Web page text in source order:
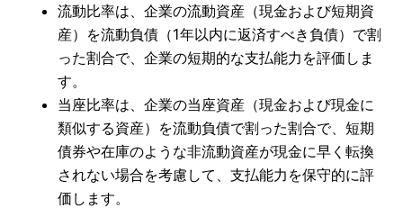
流動比率は、企業の流動資産（現金および短期資
産）を流動負債（1年以内に返済すべき負債）で割
った割合で、企業の短期的な支払能力を評価しま
す。
当座比率は、企業の当座資産（現金および現金に
類似する資産）を流動負債で割った割合で、短期
債券や在庫のような非流動資産が現金に早く転換
されない場合を考慮して、支払能力を保守的に評
価します。